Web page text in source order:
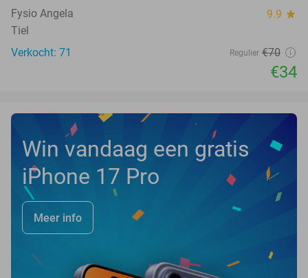
Fysio Angela 9.9 star
Tiel
Verkocht: 71
Regulier €70
€34
Win vandaag een gratis
iPhone 17 Pro
Meer info